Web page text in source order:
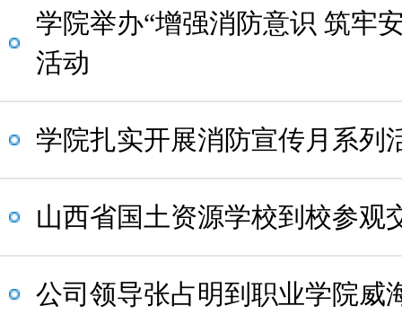
学院举办“增强消防意识 筑牢
活动​​
学院扎实开展消防宣传月系列
山西省国土资源学校到校参观
公司领导张占明到职业学院威